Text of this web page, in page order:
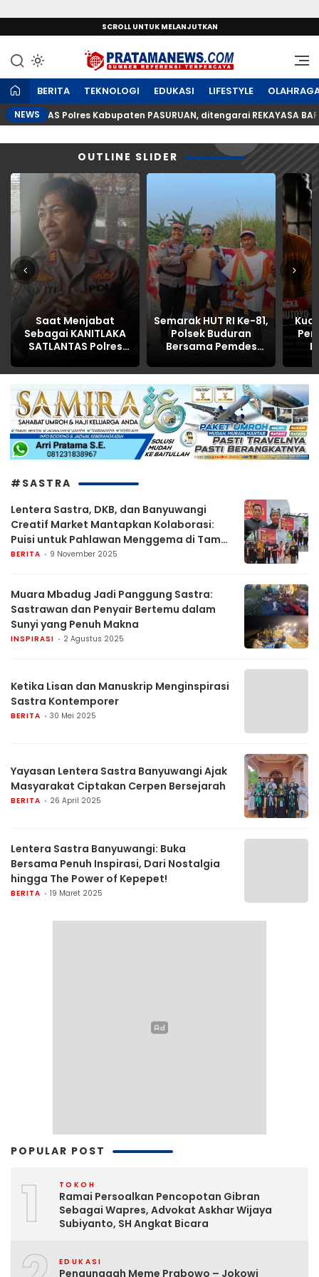
SCROLL UNTUK MELANJUTKAN
PratamaNews.com
Sumber Referensi Terpercaya
BERITA TEKNOLOGI EDUKASI LIFESTYLE
NEWS Polres Kabupaten PASURUAN, ditengarai REKAYASA BAP
OUTLINE SLIDER
Saat Menjabat
Sebagai KANITLAKA
SATLANTAS Polres
PASURUAN,
ditengarai REKAYASA
BAP LAKALANTAS ,AKP
MARTI dilaporkan
PROPAM Polda Jatim
Semarak HUT RI Ke-81,
Polsek Buduran
Bersama Pemdes
Lomba Layang-
Layang
#SASTRA
Lentera Sastra, DKB, dan Banyuwangi
Creatif Market Mantapkan Kolaborasi:
Puisi untuk Pahlawan Menggema di Taman
Blambangan
BERITA 9 November 2025
Muara Mbadug Jadi Panggung Sastra:
Sastrawan dan Penyair Bertemu dalam
Sunyi yang Penuh Makna
INSPIRASI 2 Agustus 2025
Ketika Lisan dan Manuskrip Menginspirasi
Sastra Kontemporer
BERITA 30 Mei 2025
Yayasan Lentera Sastra Banyuwangi Ajak
Masyarakat Ciptakan Cerpen Bersejarah
BERITA 26 April 2025
Lentera Sastra Banyuwangi: Buka
Bersama Penuh Inspirasi, Dari Nostalgia
hingga The Power of Kepepet!
BERITA 19 Maret 2025
POPULAR POST
1 TOKOH
Ramai Persoalkan Pencopotan Gibran
Sebagai Wapres, Advokat Askhar Wijaya
Subiyanto, SH Angkat Bicara
EDUKASI
Pengunggah Meme Prabowo – Jokowi